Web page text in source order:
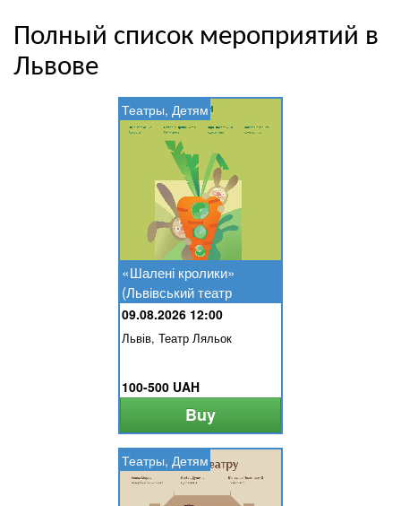
Полный список мероприятий в
Львове
Театры, Детям
«Шалені кролики»
(Львівський театр
ляльок)
09.08.2026 12:00
Львів, Театр Ляльок
100-500 UAH
Buy
Театры, Детям